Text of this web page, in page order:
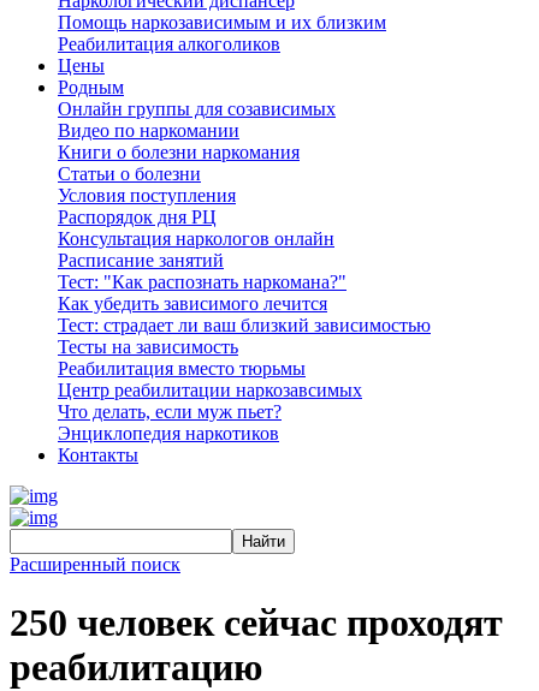
Помощь наркозависимым и их близким
Реабилитация алкоголиков
Цены
Родным
Онлайн группы для созависимых
Видео по наркомании
Книги о болезни наркомания
Статьи о болезни
Условия поступления
Распорядок дня РЦ
Консультация наркологов онлайн
Расписание занятий
Тест: "Как распознать наркомана?"
Как убедить зависимого лечится
Тест: страдает ли ваш близкий зависимостью
Тесты на зависимость
Реабилитация вместо тюрьмы
Центр реабилитации наркозавсимых
Что делать, если муж пьет?
Энциклопедия наркотиков
Контакты
Расширенный поиск
250 человек сейчас проходят
реабилитацию